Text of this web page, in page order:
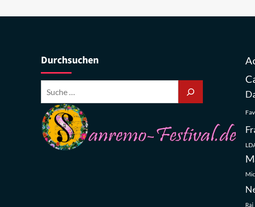
Durchsuchen
Rai